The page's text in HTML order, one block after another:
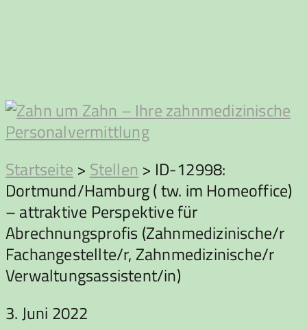
Zahn
um
Zahn
Startseite > Stellen > ID-12998:
Dortmund/Hamburg ( tw. im Homeoffice)
– attraktive Perspektive für
Abrechnungsprofis (Zahnmedizinische/r
Fachangestellte/r, Zahnmedizinische/r
Verwaltungsassistent/in)
3. Juni 2022